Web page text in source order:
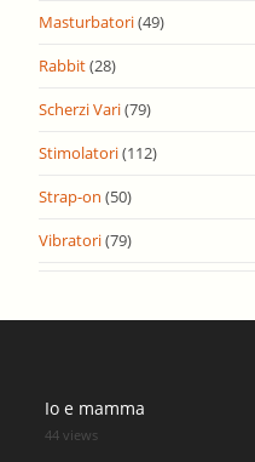
Masturbatori(49)
Rabbit(28)
Scherzi Vari(79)
Stimolatori(112)
Strap-on (50)
Vibratori(79)
Io e mamma
44 views